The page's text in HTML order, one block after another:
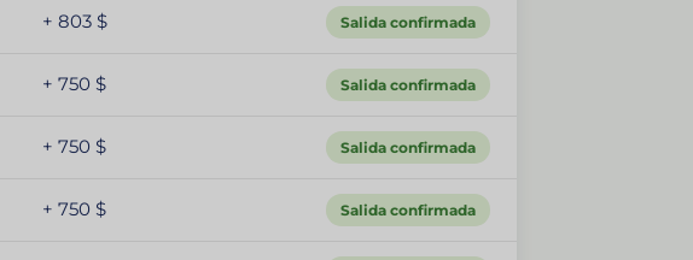
+ 803 $ Salida confirmada
+ 750 $ Salida confirmada
+ 750 $ Salida confirmada
+ 750 $ Salida confirmada